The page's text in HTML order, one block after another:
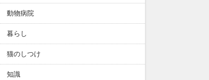
動物病院
暮らし
猫のしつけ
知識